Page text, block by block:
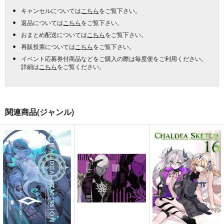
キャンセルについては こちらをご覧下さい。
返品については こちらをご覧下さい。
おまとめ配送については こちらをご覧下さい。
再販投票については こちらをご覧下さい。
イベント応募券付商品などをご購入の際は毎度便をご利用ください。
詳細は こちらをご覧ください。
関連商品(ジャンル)